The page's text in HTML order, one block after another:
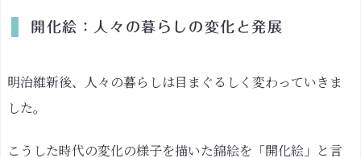
開化絵：人々の暮らしの変化と発展
明治維新後、人々の暮らしは目まぐるしく変わっていきま
した。
こうした時代の変化の様子を描いた錦絵を「開化絵」と言